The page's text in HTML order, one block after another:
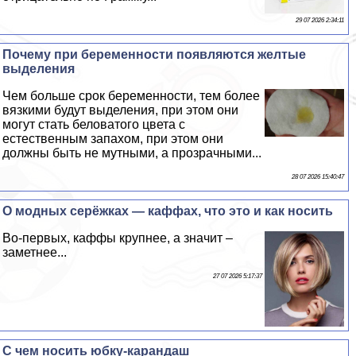
29 07 2026 2:34:11
Почему при беременности появляются желтые
выделения
Чем больше срок беременности, тем более
вязкими будут выделения, при этом они
могут стать беловатого цвета с
естественным запахом, при этом они
должны быть не мутными, а прозрачными...
28 07 2026 15:40:47
О модных серёжках — каффах, что это и как носить
Во-первых, каффы крупнее, а значит –
заметнее...
27 07 2026 5:17:37
С чем носить юбку-карандаш